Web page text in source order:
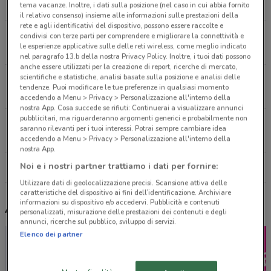
12.7 km
VIA DON A.PEDRINELLI 84 Carvico
15.6 km
VIA URINI, 16 Capriolo
19.2 km
VIA MILANO 11 Robbiate
20 km
Tutti i negozi Hervit
Altri volantini nelle vicinanze
tema vacanze. Inoltre, i dati sulla posizione (nel caso in cui abbia fornito
il relativo consenso) insieme alle informazioni sulle prestazioni della
rete e agli identificativi del dispositivo, possono essere raccolte e
condivisi con terze parti per comprendere e migliorare la connettività e
le esperienze applicative sulle delle reti wireless, come meglio indicato
nel paragrafo 13.b della nostra Privacy Policy. Inoltre, i tuoi dati possono
anche essere utilizzati per la creazione di report, ricerche di mercato,
scientifiche e statistiche, analisi basate sulla posizione e analisi delle
tendenze. Puoi modificare le tue preferenze in qualsiasi momento
accedendo a Menu > Privacy > Personalizzazione all'interno della
nostra App. Cosa succede se rifiuti: Continuerai a visualizzare annunci
pubblicitari, ma riguarderanno argomenti generici e probabilmente non
saranno rilevanti per i tuoi interessi. Potrai sempre cambiare idea
accedendo a Menu > Privacy > Personalizzazione all'interno della
nostra App.
Noi e i nostri partner trattiamo i dati per fornire:
Utilizzare dati di geolocalizzazione precisi. Scansione attiva delle
caratteristiche del dispositivo ai fini dell’identificazione. Archiviare
informazioni su dispositivo e/o accedervi. Pubblicità e contenuti
personalizzati, misurazione delle prestazioni dei contenuti e degli
annunci, ricerche sul pubblico, sviluppo di servizi.
Elenco dei partner